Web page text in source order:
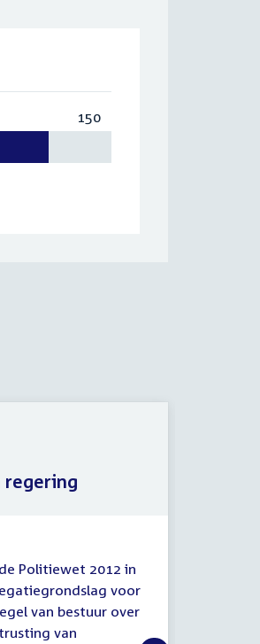
150Totaal:
Politiewet 2012 in
voor
van bestuur over
van
regering